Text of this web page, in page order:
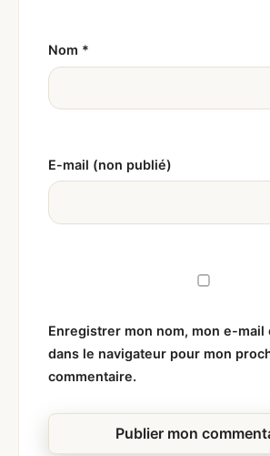
Nom *
E-mail (non publié)
Enregistrer mon nom, mon e-mail
dans le navigateur pour mon
commentaire.